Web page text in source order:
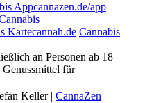
Appcannazen.de/app
Kartecannah.de Cannabis
an Personen ab 18
für
Keller | CannaZen